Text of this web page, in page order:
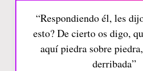
“Respondiendo él, les
esto? De cierto os digo,
aquí piedra sobre
derribada”